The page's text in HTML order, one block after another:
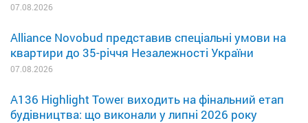
07.08.2026
Alliance Novobud представив спеціальні умови на
квартири до 35-річчя Незалежності України
07.08.2026
A136 Highlight Tower виходить на фінальний етап
будівництва: що виконали у липні 2026 року